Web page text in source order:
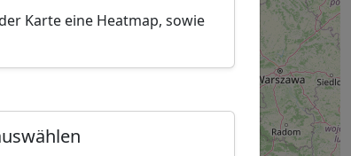
Karte eine Heatmap, sowie